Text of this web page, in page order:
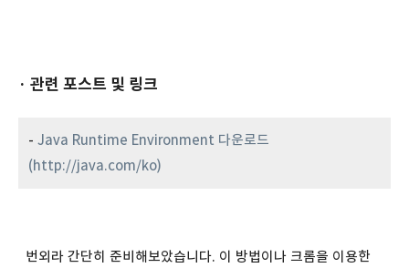
· 관련 포스트 및 링크
- Java Runtime Environment 다운로드
(http://java.com/ko)
번외라 간단히 준비해보았습니다. 이 방법이나 크롬을 이용한